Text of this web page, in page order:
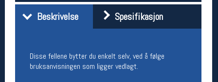
Beskrivelse Spesifikasjon
Disse fellene bytter du enkelt selv, ved å følge
bruksanvisningen som ligger vedlagt.
Her finner du oss
Oslo Sportslager
(telefontid man-fredag klokken 10-13)
Vis i kart